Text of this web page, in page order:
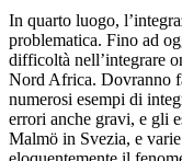
In quarto luogo,
problematica. Fino ad
difficoltà nell’integrare
Nord Africa. Dovranno
numerosi esempi di
errori anche gravi, e gli
Malmö in Svezia, e